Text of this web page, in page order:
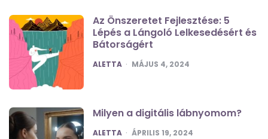
Az Önszeretet Fejlesztése: 5
Lépés a Lángoló Lelkesedésért és
Bátorságért
POSTED
ALETTA MÁJUS 4, 2024
Milyen a digitális lábnyomom?
POSTED
ALETTA ÁPRILIS 19, 2024